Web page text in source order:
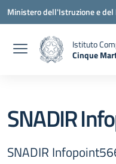
Vai ai contenuti
Vai al menu di navigazione
Vai al footer
Ministero dell'Istruzione e
Istituto
Cinque
SNADIR
SNADIR